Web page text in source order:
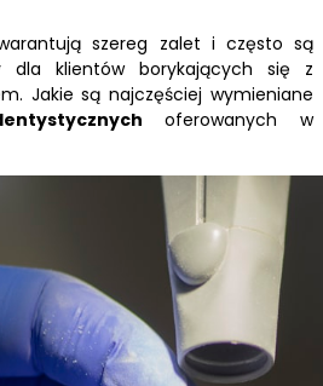
szereg zalet i często są
klientów borykających się z
Jakie są najczęściej wymieniane
oferowanych w